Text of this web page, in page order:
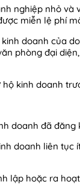
nghiệp nhỏ
miễn lệ phí
kinh doanh của
phòng đại
kinh doanh
doanh đã
doanh liên
lập hoặc ra